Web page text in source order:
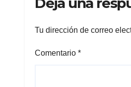
Tu dirección de correo
Comentario *